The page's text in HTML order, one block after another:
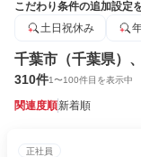
こだわり条件の追加設定
土日祝休み
千葉市（千葉県）
310件1〜100件目を表示中
関連度順新着順
正社員